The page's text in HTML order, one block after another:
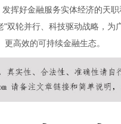
挥好金融服务实体经济的天
双轮并行、科技驱动战略，为
高效的可持续金融生态。